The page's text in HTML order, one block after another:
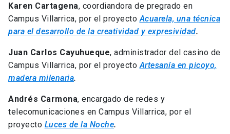
Karen Cartagena, coordiandora de pregrado en
Campus Villarrica, por el proyectoAcuarela, una técnica
para el desarrollo de la creatividad y expresividad.
Juan Carlos Cayuhueque, administrador del casino de
Campus Villarrica, por el proyectoArtesanía en picoyo,
madera milenaria.
Andrés Carmona, encargado de redes y
telecomunicaciones en Campus Villarrica, por el
proyecto Luces de la Noche.